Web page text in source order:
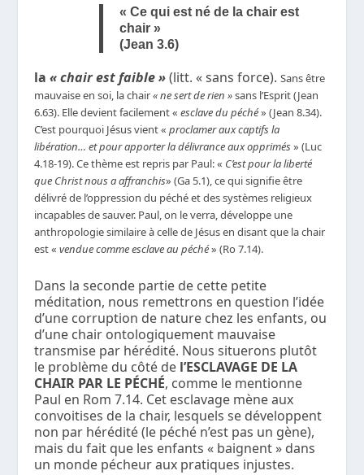
« Ce qui est né de la chair est
chair »
(Jean 3.6)
la« chair est faible »(litt. « sans force).Sans être
mauvaise en soi, la chair« ne sert de rien »sans l’Esprit (Jean
6.63). Elle devient facilement «esclave du péché» (Jean 8.34).
C’est pourquoi Jésus vient «proclamer aux captifs la
libération… et pour apporter la délivrance aux opprimés» (Luc
4.18-19). Ce thème est repris par Paul: « C’est pour la liberté
que Christ nous a affranchis» (Ga 5.1), ce qui signifie être
délivré de l’oppression du péché et des systèmes religieux
incapables de sauver. Paul, on le verra, développe une
anthropologie similaire à celle de Jésus en disant que la chair
est «vendue comme esclave au péché» (Ro 7.14).
Dans la seconde partie de cette petite
méditation, nous remettrons en question l’idée
d’une corruption de nature chez les enfants, ou
d’une chair ontologiquement mauvaise
transmise par hérédité. Nous situerons plutôt
le problème du côté de l’ESCLAVAGE DE LA
CHAIR PAR LE PÉCHÉ, comme le mentionne
Paul en Rom 7.14. Cet esclavage mène aux
convoitises de la chair, lesquels se développent
non par hérédité (le péché n’est pas un gène),
mais du fait que les enfants « baignent » dans
un monde pécheur aux pratiques injustes.